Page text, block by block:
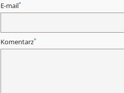
E-mail*
Komentarz*